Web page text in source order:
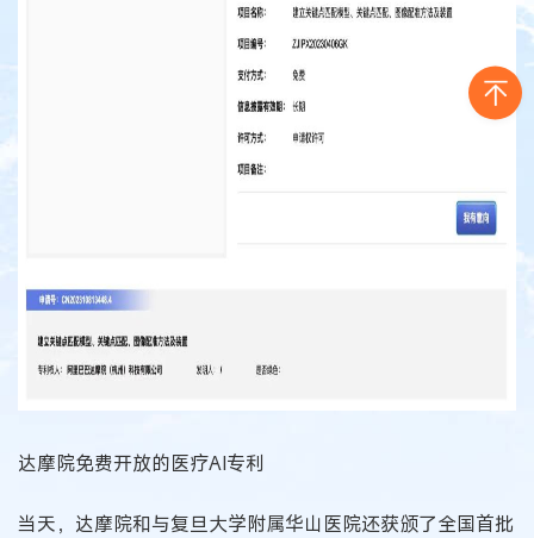
达摩院免费开放的医疗AI专利
当天，达摩院和与复旦大学附属华山医院还获颁了全国首批